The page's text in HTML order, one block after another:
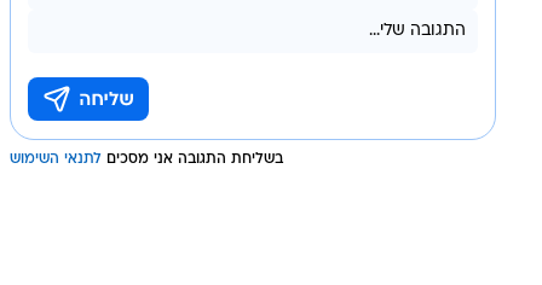
בשליחת התגובה אני מסכים לתנאי השימוש